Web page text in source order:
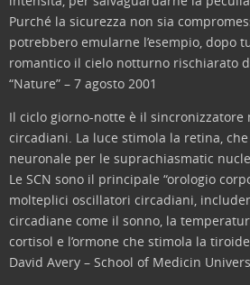
Purché la sicurezza non sia
potrebbero emularne l’esempio, dopo
romantico il cielo notturno rischiarato
“Nature” – 7 agosto 2001
Il ciclo giorno-notte è il sincronizzatore
circadiani. La luce stimola la retina,
neuronale per le suprachiasmatic
Le SCN sono il principale “orologio
molteplici oscillatori circadiani,
circadiane come il sonno, la
cortisol e l’ormone che stimola la tiroide
David Avery – School of Medicin